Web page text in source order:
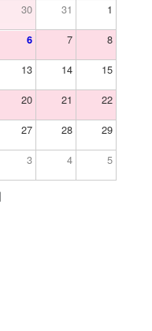
30 31
1
6 7
8
13 14
15
20 21
22
27 28
29
3 4 5